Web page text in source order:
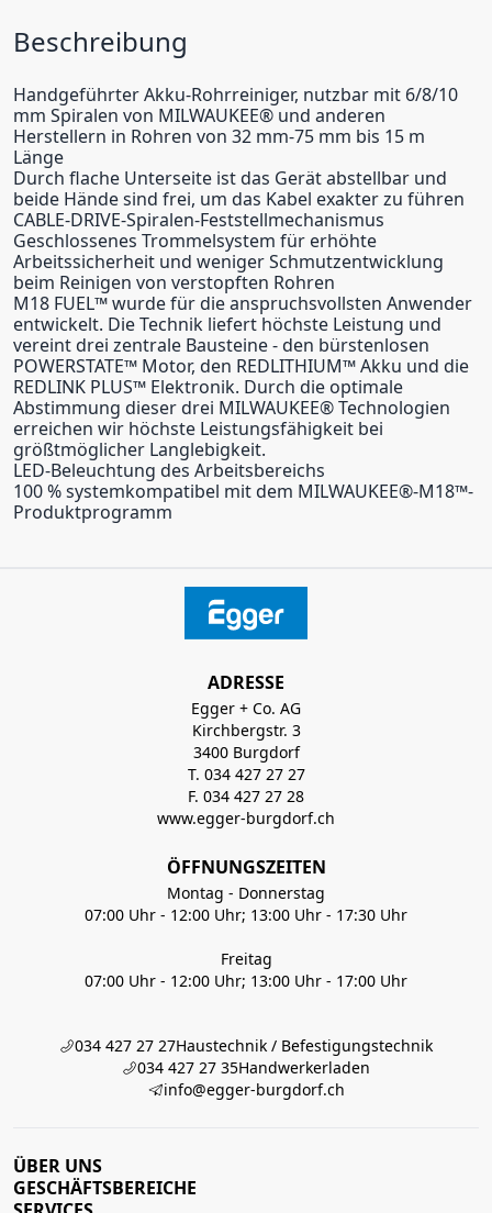
Beschreibung
Handgeführter Akku-Rohrreiniger, nutzbar mit 6/8/10
mm Spiralen von MILWAUKEE® und anderen
Herstellern in Rohren von 32 mm-75 mm bis 15 m
Länge
Durch flache Unterseite ist das Gerät abstellbar und
beide Hände sind frei, um das Kabel exakter zu führen
CABLE-DRIVE-Spiralen-Feststellmechanismus
Geschlossenes Trommelsystem für erhöhte
Arbeitssicherheit und weniger Schmutzentwicklung
beim Reinigen von verstopften Rohren
M18 FUEL™ wurde für die anspruchsvollsten Anwender
entwickelt. Die Technik liefert höchste Leistung und
vereint drei zentrale Bausteine - den bürstenlosen
POWERSTATE™ Motor, den REDLITHIUM™ Akku und die
REDLINK PLUS™ Elektronik. Durch die optimale
Abstimmung dieser drei MILWAUKEE® Technologien
erreichen wir höchste Leistungsfähigkeit bei
größtmöglicher Langlebigkeit.
LED-Beleuchtung des Arbeitsbereichs
100 % systemkompatibel mit dem MILWAUKEE®-M18™-
Produktprogramm
ADRESSE
Egger + Co. AG
Kirchbergstr. 3
3400 Burgdorf
T. 034 427 27 27
F. 034 427 27 28
www.egger-burgdorf.ch
ÖFFNUNGSZEITEN
Montag - Donnerstag
07:00 Uhr - 12:00 Uhr; 13:00 Uhr - 17:30 Uhr
Freitag
07:00 Uhr - 12:00 Uhr; 13:00 Uhr - 17:00 Uhr
034 427 27 27Haustechnik / Befestigungstechnik
034 427 27 35Handwerkerladen
info@egger-burgdorf.ch
ÜBER UNS
GESCHÄFTSBEREICHE